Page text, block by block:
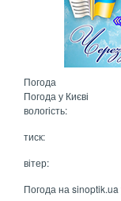
Погода
Погода у Києві
вологість:
тиск:
вітер:
Погода на sinoptik.ua